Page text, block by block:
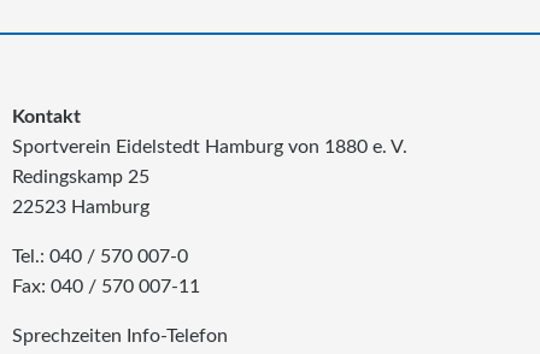
Kontakt
Sportverein Eidelstedt Hamburg von 1880 e. V.
Redingskamp 25
22523 Hamburg
Tel.: 040 / 570 007-0
Fax: 040 / 570 007-11
Sprechzeiten Info-Telefon